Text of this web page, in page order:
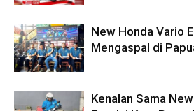
New Honda Vario
Mengaspal di
Kenalan Sama